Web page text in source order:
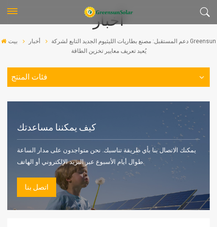
أخبار
بيت أخبار
دعم المستقبل: مصنع بطاريات الليثيوم الجديد التابع لشركة Greensun
يُعيد تعريف معايير تخزين الطاقة
فئات المنتج
كيف يمكننا مساعدتك
يمكنك الاتصال بنا بأي طريقة تناسبك. نحن متواجدون على مدار الساعة
طوال أيام الأسبوع عبر البريد الإلكتروني أو الهاتف.
اتصل بنا